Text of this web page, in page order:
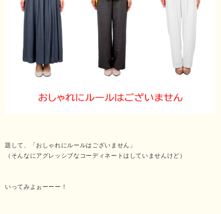
題して、「おしゃれにルールはございません」
（そんなにアグレッシブなコーディネートはしていませんけど）
いってみよぉーーー！